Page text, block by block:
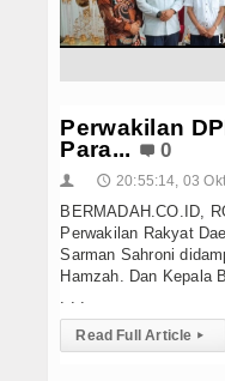
Perwakilan
Para...
0
👤 🕔 20:55:14, 03
BERMADAH.CO.ID,
Perwakilan Rakyat
Sarman Sahroni
Hamzah. Dan Kepala
Read Full Article ▸